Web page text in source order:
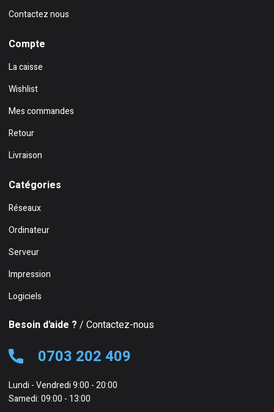
Contactez nous
Compte
La caisse
Wishlist
Mes commandes
Retour
Livraison
Catégories
Réseaux
Ordinateur
Serveur
Impression
Logiciels
Besoin d'aide ? / Contactez-nous
0703 202 409
Lundi - Vendredi 9:00 - 20:00
Samedi: 09:00 - 13:00